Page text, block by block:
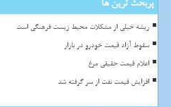
ریشه خیلی از مشکلات محیط زیست فرهنگی است
سقوط آزاد قیمت خودرو در بازار
اعلام قیمت حقیقی مرغ
افزایش قیمت نفت از سر گرفته شد